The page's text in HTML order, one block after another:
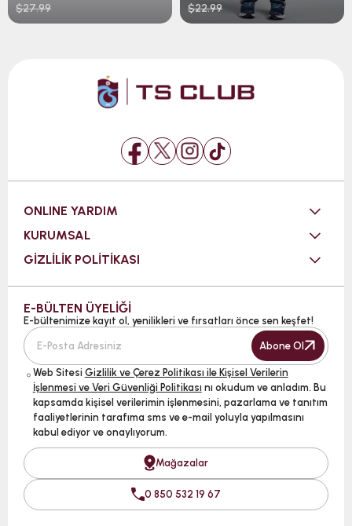
$27.99
$22.99
ONLINE YARDIM
KURUMSAL
GİZLİLİK POLİTİKASI
E-BÜLTEN ÜYELİĞİ
E-bültenimize kayıt ol, yenilikleri ve fırsatları önce sen keşfet!
Abone Ol
Web Sitesi Gizlilik ve Çerez Politikası ile Kişisel Verilerin
İşlenmesi ve Veri Güvenliği Politikası nı okudum ve anladım. Bu
kapsamda kişisel verilerimin işlenmesini, pazarlama ve tanıtım
faaliyetlerinin tarafıma sms ve e-mail yoluyla yapılmasını
kabul ediyor ve onaylıyorum.
Mağazalar
0 850 532 19 67